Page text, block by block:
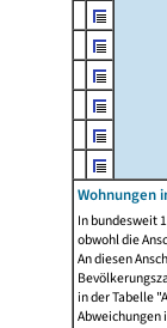
Wohnungen
In bundesweit
obwohl die
An diesen
in der Tabelle
Abweichungen